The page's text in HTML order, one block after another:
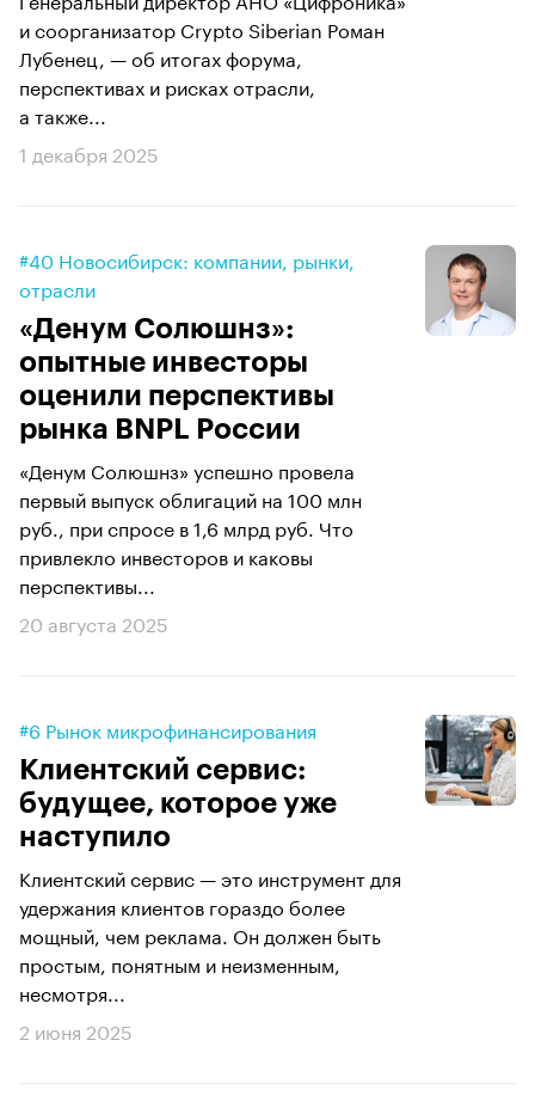
и соорганизатор Crypto Siberian Роман
Лубенец, — об итогах форума,
перспективах и рисках отрасли,
а также...
1 декабря 2025
#40 Новосибирск: компании, рынки,
отрасли
«Денум Солюшнз»:
опытные инвесторы
оценили перспективы
рынка BNPL России
«Денум Солюшнз» успешно провела
первый выпуск облигаций на 100 млн
руб., при спросе в 1,6 млрд руб. Что
привлекло инвесторов и каковы
перспективы...
20 августа 2025
#6 Рынок микрофинансирования
Клиентский сервис:
будущее, которое уже
наступило
Клиентский сервис — это инструмент для
удержания клиентов гораздо более
мощный, чем реклама. Он должен быть
простым, понятным и неизменным,
несмотря...
2 июня 2025